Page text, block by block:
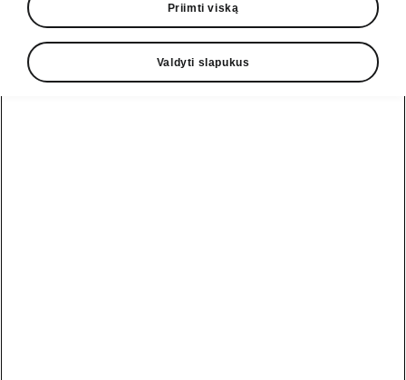
Priimti viską
Valdyti slapukus